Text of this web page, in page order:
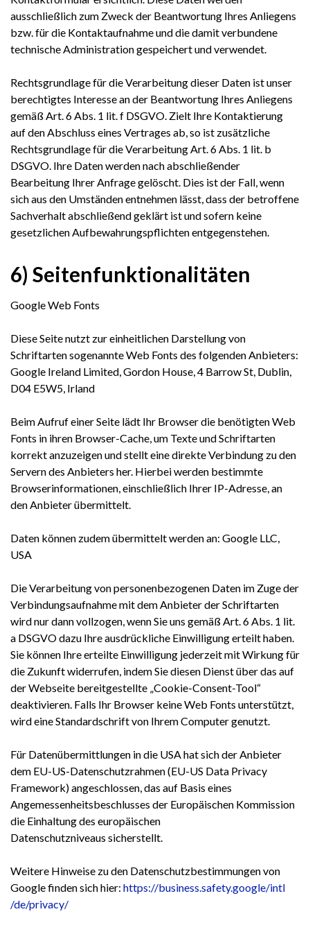
ausschließlich zum Zweck der Beantwortung Ihres Anliegens
bzw. für die Kontaktaufnahme und die damit verbundene
technische Administration gespeichert und verwendet.
Rechtsgrundlage für die Verarbeitung dieser Daten ist unser
berechtigtes Interesse an der Beantwortung Ihres Anliegens
gemäß Art. 6 Abs. 1 lit. f DSGVO. Zielt Ihre Kontaktierung
auf den Abschluss eines Vertrages ab, so ist zusätzliche
Rechtsgrundlage für die Verarbeitung Art. 6 Abs. 1 lit. b
DSGVO. Ihre Daten werden nach abschließender
Bearbeitung Ihrer Anfrage gelöscht. Dies ist der Fall, wenn
sich aus den Umständen entnehmen lässt, dass der betroffene
Sachverhalt abschließend geklärt ist und sofern keine
gesetzlichen Aufbewahrungspflichten entgegenstehen.
6) Seitenfunktionalitäten
Google Web Fonts
Diese Seite nutzt zur einheitlichen Darstellung von
Schriftarten sogenannte Web Fonts des folgenden Anbieters:
Google Ireland Limited, Gordon House, 4 Barrow St, Dublin,
D04 E5W5, Irland
Beim Aufruf einer Seite lädt Ihr Browser die benötigten Web
Fonts in ihren Browser-Cache, um Texte und Schriftarten
korrekt anzuzeigen und stellt eine direkte Verbindung zu den
Servern des Anbieters her. Hierbei werden bestimmte
Browserinformationen, einschließlich Ihrer IP-Adresse, an
den Anbieter übermittelt.
Daten können zudem übermittelt werden an: Google LLC,
USA
Die Verarbeitung von personenbezogenen Daten im Zuge der
Verbindungsaufnahme mit dem Anbieter der Schriftarten
wird nur dann vollzogen, wenn Sie uns gemäß Art. 6 Abs. 1 lit.
a DSGVO dazu Ihre ausdrückliche Einwilligung erteilt haben.
Sie können Ihre erteilte Einwilligung jederzeit mit Wirkung für
die Zukunft widerrufen, indem Sie diesen Dienst über das auf
der Webseite bereitgestellte „Cookie-Consent-Tool“
deaktivieren. Falls Ihr Browser keine Web Fonts unterstützt,
wird eine Standardschrift von Ihrem Computer genutzt.
Für Datenübermittlungen in die USA hat sich der Anbieter
dem EU-US-Datenschutzrahmen (EU-US Data Privacy
Framework) angeschlossen, das auf Basis eines
Angemessenheitsbeschlusses der Europäischen Kommission
die Einhaltung des europäischen
Datenschutzniveaus sicherstellt.
Weitere Hinweise zu den Datenschutzbestimmungen von
Google finden sich hier: https://business.safety.google/intl
/de/privacy/